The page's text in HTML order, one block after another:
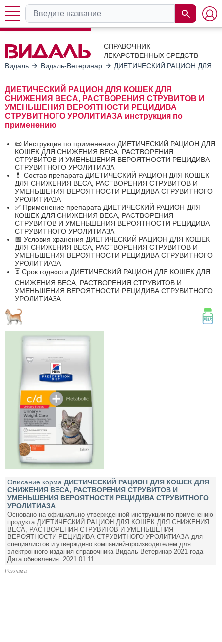
СПРАВОЧНИК
ЛЕКАРСТВЕННЫХ СРЕДСТВ
Видаль
Видаль-Ветеринар ДИЕТИЧЕСКИЙ РАЦИОН ДЛЯ
ДИЕТИЧЕСКИЙ РАЦИОН ДЛЯ КОШЕК ДЛЯ
СНИЖЕНИЯ ВЕСА, РАСТВОРЕНИЯ СТРУВИТОВ И
УМЕНЬШЕНИЯ ВЕРОЯТНОСТИ РЕЦИДИВА
СТРУВИТНОГО УРОЛИТИАЗА инструкция по
применению
📜 Инструкция по применению ДИЕТИЧЕСКИЙ РАЦИОН ДЛЯ
КОШЕК ДЛЯ СНИЖЕНИЯ ВЕСА, РАСТВОРЕНИЯ
СТРУВИТОВ И УМЕНЬШЕНИЯ ВЕРОЯТНОСТИ РЕЦИДИВА
СТРУВИТНОГО УРОЛИТИАЗА
💊 Состав препарата ДИЕТИЧЕСКИЙ РАЦИОН ДЛЯ КОШЕК
ДЛЯ СНИЖЕНИЯ ВЕСА, РАСТВОРЕНИЯ СТРУВИТОВ И
УМЕНЬШЕНИЯ ВЕРОЯТНОСТИ РЕЦИДИВА СТРУВИТНОГО
УРОЛИТИАЗА
✅ Применение препарата ДИЕТИЧЕСКИЙ РАЦИОН ДЛЯ
КОШЕК ДЛЯ СНИЖЕНИЯ ВЕСА, РАСТВОРЕНИЯ
СТРУВИТОВ И УМЕНЬШЕНИЯ ВЕРОЯТНОСТИ РЕЦИДИВА
СТРУВИТНОГО УРОЛИТИАЗА
📅 Условия хранения ДИЕТИЧЕСКИЙ РАЦИОН ДЛЯ КОШЕК
ДЛЯ СНИЖЕНИЯ ВЕСА, РАСТВОРЕНИЯ СТРУВИТОВ И
УМЕНЬШЕНИЯ ВЕРОЯТНОСТИ РЕЦИДИВА СТРУВИТНОГО
УРОЛИТИАЗА
⏳ Срок годности ДИЕТИЧЕСКИЙ РАЦИОН ДЛЯ КОШЕК ДЛЯ
СНИЖЕНИЯ ВЕСА, РАСТВОРЕНИЯ СТРУВИТОВ И
УМЕНЬШЕНИЯ ВЕРОЯТНОСТИ РЕЦИДИВА СТРУВИТНОГО
УРОЛИТИАЗА
Описание корма ДИЕТИЧЕСКИЙ РАЦИОН ДЛЯ КОШЕК ДЛЯ
СНИЖЕНИЯ ВЕСА, РАСТВОРЕНИЯ СТРУВИТОВ И
УМЕНЬШЕНИЯ ВЕРОЯТНОСТИ РЕЦИДИВА СТРУВИТНОГО
УРОЛИТИАЗА
Основано на официально утвержденной инструкции по применению
продукта ДИЕТИЧЕСКИЙ РАЦИОН ДЛЯ КОШЕК ДЛЯ СНИЖЕНИЯ
ВЕСА, РАСТВОРЕНИЯ СТРУВИТОВ И УМЕНЬШЕНИЯ
ВЕРОЯТНОСТИ РЕЦИДИВА СТРУВИТНОГО УРОЛИТИАЗА для
специалистов и утверждено компанией-производителем для
электронного издания справочника Видаль Ветеринар 2021 года
Дата обновления: 2021.01.11
Реклама